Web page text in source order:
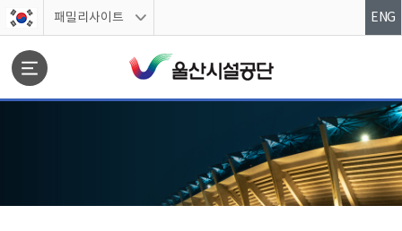
스킵네비게이션
패밀리사이트 ENG